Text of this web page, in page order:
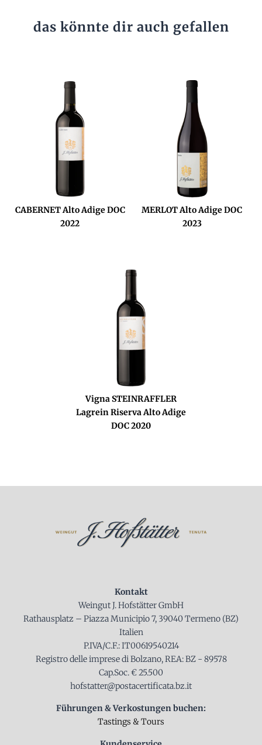
das könnte dir auch gefallen
CABERNET Alto Adige DOC
2022
MERLOT Alto Adige DOC
2023
Vigna STEINRAFFLER
Lagrein Riserva Alto Adige
DOC 2020
Kontakt
Weingut J. Hofstätter GmbH
Rathausplatz – Piazza Municipio 7, 39040 Termeno (BZ)
Italien
P.IVA/C.F.: IT00619540214
Registro delle imprese di Bolzano, REA: BZ - 89578
Cap.Soc. € 25.500
hofstatter@postacertificata.bz.it
Führungen & Verkostungen buchen:
Tastings & Tours